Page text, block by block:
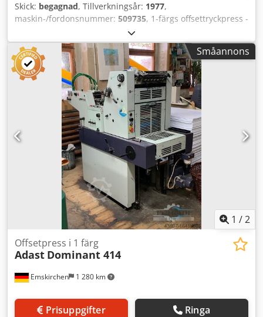
Skick: begagnad, Tillverkningsår: 1977,
maskin-/fordonsnummer: 509735, 1-färgs offsettryckpress -
1 Color Sheet-Fed Offset Press Heidelberg SORM Årsmodell
1977 - Serienummer 509735 Max format: 520 x 720 mm
Antal tryck: 45 miljoner Fuktningssystem: konventionellt
Online-videoinspektion via Skype-video Vi ser gärna att ni
besöker oss - fler maskiner i lager Omedelbart tillgänglig -
kan inspekteras Lagerort: Emskirchen / Nürnberg - kan
provköras Dksdpfxstydphe Ahnor
Småannons
1 /2
Emskirchen 1 280 km
Offsetpress i 1 färg
Adast Dominant 414
Prisuppgifter Ringa